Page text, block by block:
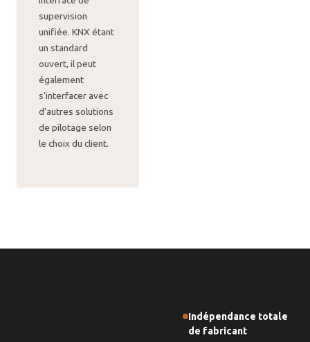
supervision
unifiée. KNX étant
un standard
ouvert, il peut
également
s'interfacer avec
d'autres solutions
de pilotage selon
le choix du client.
Indépendance totale
de fabricant